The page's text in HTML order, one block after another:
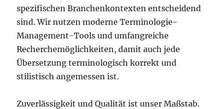
spezifischen Branchenkontexten entscheidend
sind. Wir nutzen moderne Terminologie-
Management-Tools und umfangreiche
Recherchemöglichkeiten, damit auch jede
Übersetzung terminologisch korrekt und
stilistisch angemessen ist.
Zuverlässigkeit und Qualität ist unser Maßstab.